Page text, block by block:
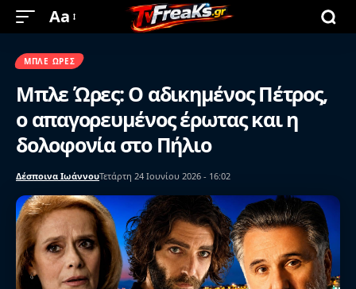
Aa
ΜΠΛΕ ΏΡΕΣ
Μπλε Ώρες: Ο αδικημένος Πέτρος,
ο απαγορευμένος έρωτας και η
δολοφονία στο Πήλιο
Δέσποινα ΙωάννουΤετάρτη 24 Ιουνίου 2026 - 16:02